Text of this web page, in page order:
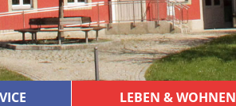
LEBEN & WOHNEN